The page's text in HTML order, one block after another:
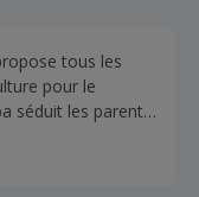
tous les
pour le
séduit les parents
la maison, le